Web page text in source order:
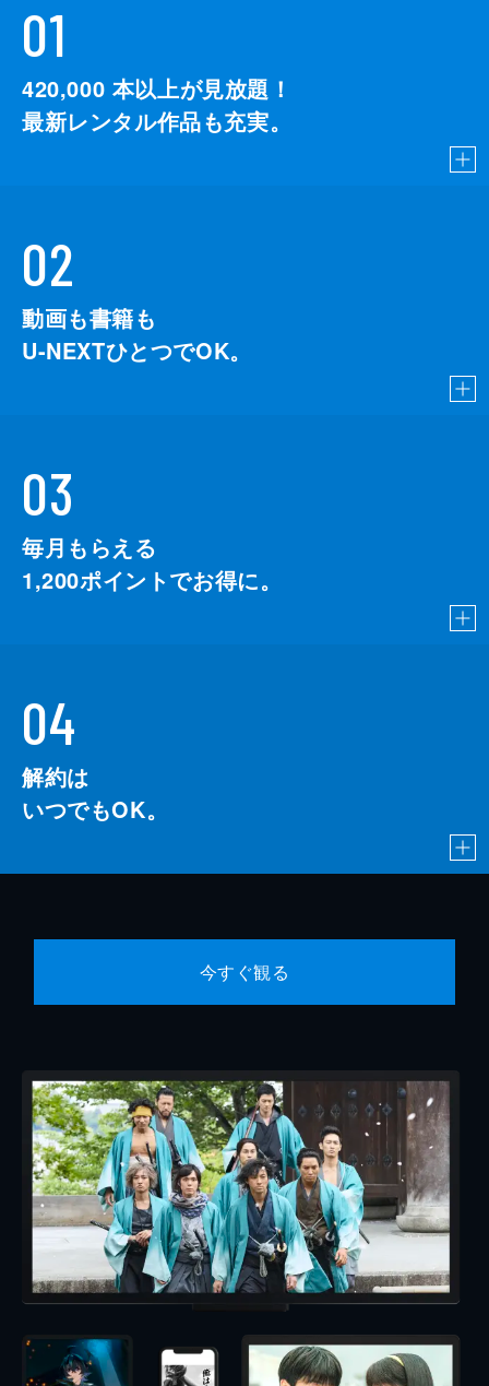
01
420,000 本以上が見放題！
最新レンタル作品も充実。
02
動画も書籍も
U-NEXTひとつでOK。
03
毎月もらえる
1,200ポイントでお得に。
04
解約は
いつでもOK。
今すぐ観る